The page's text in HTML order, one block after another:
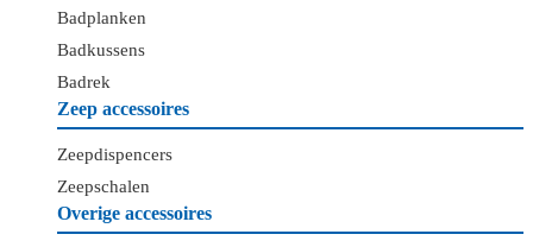
Badplanken
Badkussens
Badrek
Zeep accessoires
Zeepdispencers
Zeepschalen
Overige accessoires